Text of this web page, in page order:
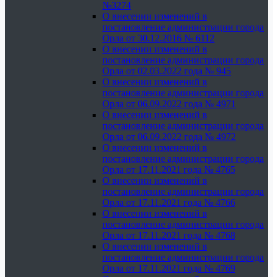
№3274
О внесении изменений в
постановление администрации города
Орла от 30.12.2016 № 6112
О внесении изменений в
постановление администрации города
Орла от 02.03.2022 года № 945
О внесении изменений в
постановление администрации города
Орла от 06.09.2022 года № 4971
О внесении изменений в
постановление администрации города
Орла от 06.09.2022 года № 4972
О внесении изменений в
постановление администрации города
Орла от 17.11.2021 года № 4765
О внесении изменений в
постановление администрации города
Орла от 17.11.2021 года № 4766
О внесении изменений в
постановление администрации города
Орла от 17.11.2021 года № 4768
О внесении изменений в
постановление администрации города
Орла от 17.11.2021 года № 4769